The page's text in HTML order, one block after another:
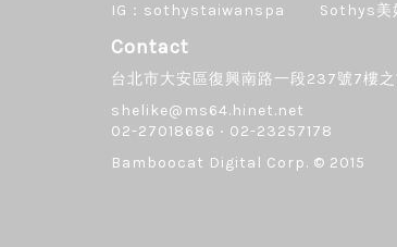
IG：sothystaiwanspa
Sothys美
Contact
台北市大安區復興南路一段237號7樓之
shelike@ms64.hinet.net
02-27018686 ‧ 02-23257178
Bamboocat Digital Corp. © 2015